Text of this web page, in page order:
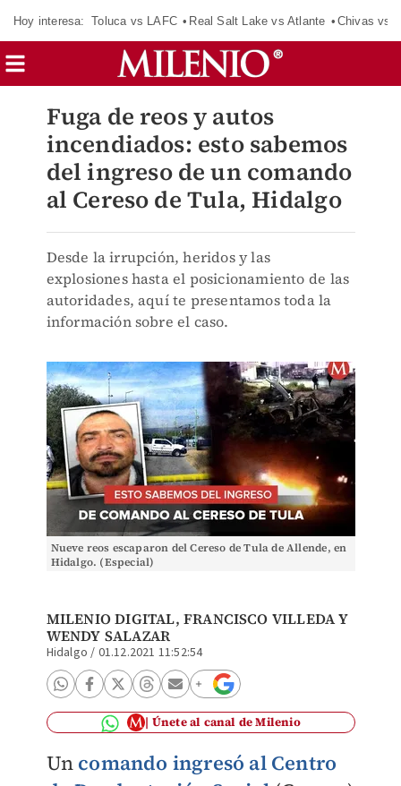
Hoy interesa: Toluca vs LAFC Real Salt Lake vs Atlante Chivas vs
Fuga de reos y autos
incendiados: esto sabemos
del ingreso de un comando
al Cereso de Tula, Hidalgo
Desde la irrupción, heridos y las
explosiones hasta el posicionamiento de las
autoridades, aquí te presentamos toda la
información sobre el caso.
Nueve reos escaparon del Cereso de Tula de Allende, en
Hidalgo. (Especial)
MILENIO DIGITAL, FRANCISCO VILLEDA Y
WENDY SALAZAR
Hidalgo / 01.12.2021 11:52:54
Únete al canal de Milenio
Un comando ingresó al Centro